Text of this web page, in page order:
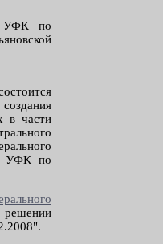
УФК по
в части
УФК по